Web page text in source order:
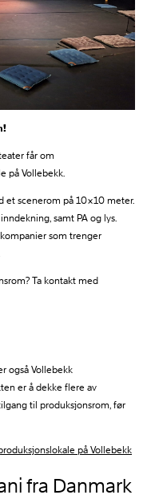
får om
på Vollebekk.
et scenerom på 10×10 meter.
samt PA og lys.
som trenger
Ta kontakt med
også Vollebekk
er å dekke flere av
til produksjonsrom, før
på Vollebekk
fra Danmark